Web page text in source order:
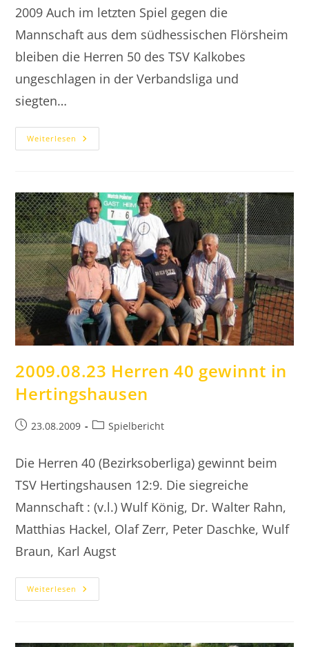
2009 Auch im letzten Spiel gegen die
Mannschaft aus dem südhessischen Flörsheim
bleiben die Herren 50 des TSV Kalkobes
ungeschlagen in der Verbandsliga und
siegten…
Weiterlesen 2009.08.29
Herren
2009.08.23 Herren 40 gewinnt in
Hertingshausen
Beitrag23.08.2009
Beitrags-
Spielbericht
Die Herren 40 (Bezirksoberliga) gewinnt beim
TSV Hertingshausen 12:9. Die siegreiche
Mannschaft : (v.l.) Wulf König, Dr. Walter Rahn,
Matthias Hackel, Olaf Zerr, Peter Daschke, Wulf
Braun, Karl Augst
Weiterlesen 2009.08.23
Herren